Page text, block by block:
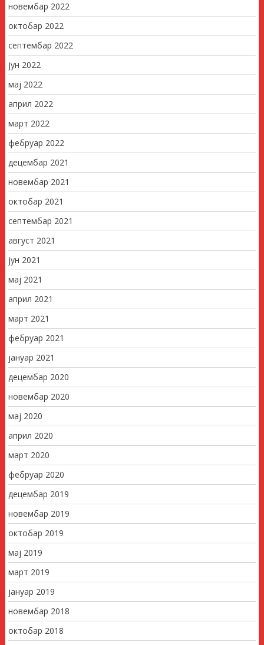
новембар 2022
октобар 2022
септембар 2022
јун 2022
мај 2022
април 2022
март 2022
фебруар 2022
децембар 2021
новембар 2021
октобар 2021
септембар 2021
август 2021
јун 2021
мај 2021
април 2021
март 2021
фебруар 2021
јануар 2021
децембар 2020
новембар 2020
мај 2020
април 2020
март 2020
фебруар 2020
децембар 2019
новембар 2019
октобар 2019
мај 2019
март 2019
јануар 2019
новембар 2018
октобар 2018